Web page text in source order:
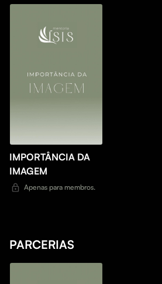
IMPORTÂNCIA DA
IMAGEM
Apenas para membros.
PARCERIAS